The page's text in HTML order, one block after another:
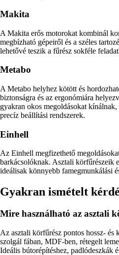
Makita
A Makita erős motorokat kombinál
megbízható gépeiről és a széles
lehetővé teszik a fűrész sokféle
Metabo
A Metabo helyhez kötött és
biztonságra és az ergonómiára
gyakran okos megoldásokat
precíz beállítási rendszerek.
Einhell
Az Einhell megfizethető
barkácsolóknak. Asztali körfűrészeik
ideálisak könnyebb famegmunkálási
Gyakran ismételt
Mire használható az asztali
Az asztali körfűrész pontos hossz- és
szolgál fában, MDF-ben, rétegelt
Ideális bútorépítéshez, padlódeszkák